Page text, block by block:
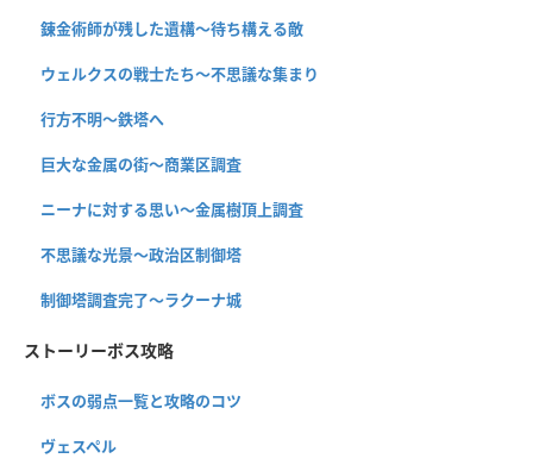
錬金術師が残した遺構〜待ち構える敵
ウェルクスの戦士たち〜不思議な集まり
行方不明〜鉄塔へ
巨大な金属の街〜商業区調査
ニーナに対する思い〜金属樹頂上調査
不思議な光景〜政治区制御塔
制御塔調査完了〜ラクーナ城
ストーリーボス攻略
ボスの弱点一覧と攻略のコツ
ヴェスペル